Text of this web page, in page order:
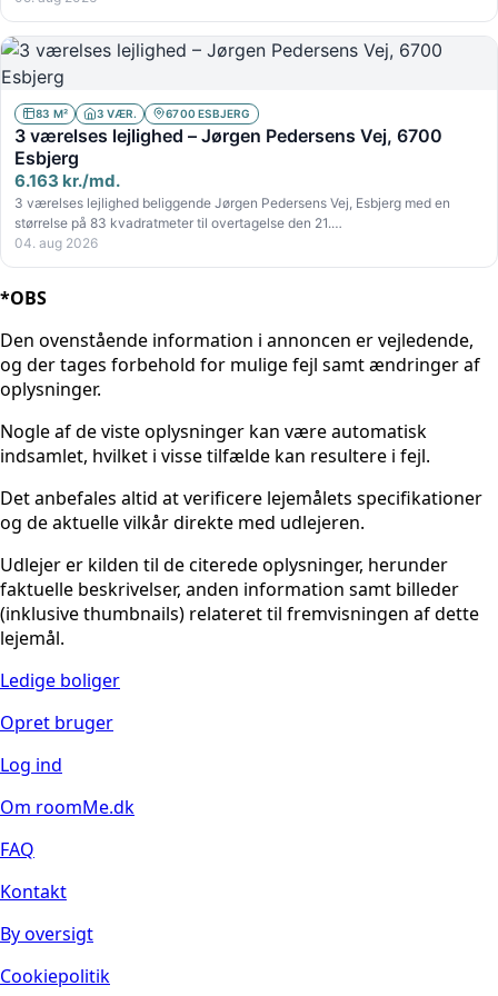
83 M² 3 VÆR. 6700 ESBJERG
3 værelses lejlighed – Jørgen Pedersens Vej, 6700
Esbjerg
6.163 kr./md.
3 værelses lejlighed beliggende Jørgen Pedersens Vej, Esbjerg med en
størrelse på 83 kvadratmeter til overtagelse den 21.…
04. aug 2026
*OBS
Den ovenstående information i annoncen er vejledende,
og der tages forbehold for mulige fejl samt ændringer af
oplysninger.
Nogle af de viste oplysninger kan være automatisk
indsamlet, hvilket i visse tilfælde kan resultere i fejl.
Det anbefales altid at verificere lejemålets specifikationer
og de aktuelle vilkår direkte med udlejeren.
Udlejer er kilden til de citerede oplysninger, herunder
faktuelle beskrivelser, anden information samt billeder
(inklusive thumbnails) relateret til fremvisningen af dette
lejemål.
Ledige boliger
Opret bruger
Log ind
Om roomMe.dk
FAQ
Kontakt
By oversigt
Cookiepolitik